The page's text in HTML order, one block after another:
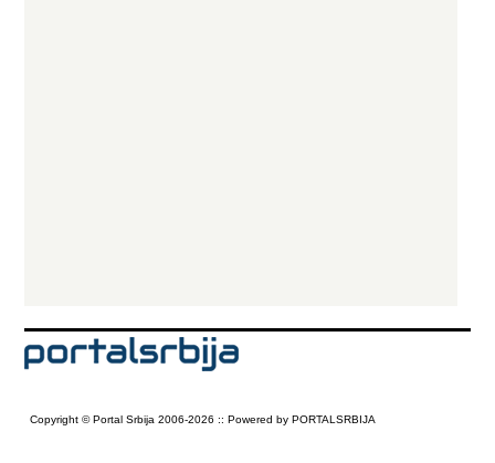
Copyright © Portal Srbija 2006-2026 :: Powered by PORTALSRBIJA